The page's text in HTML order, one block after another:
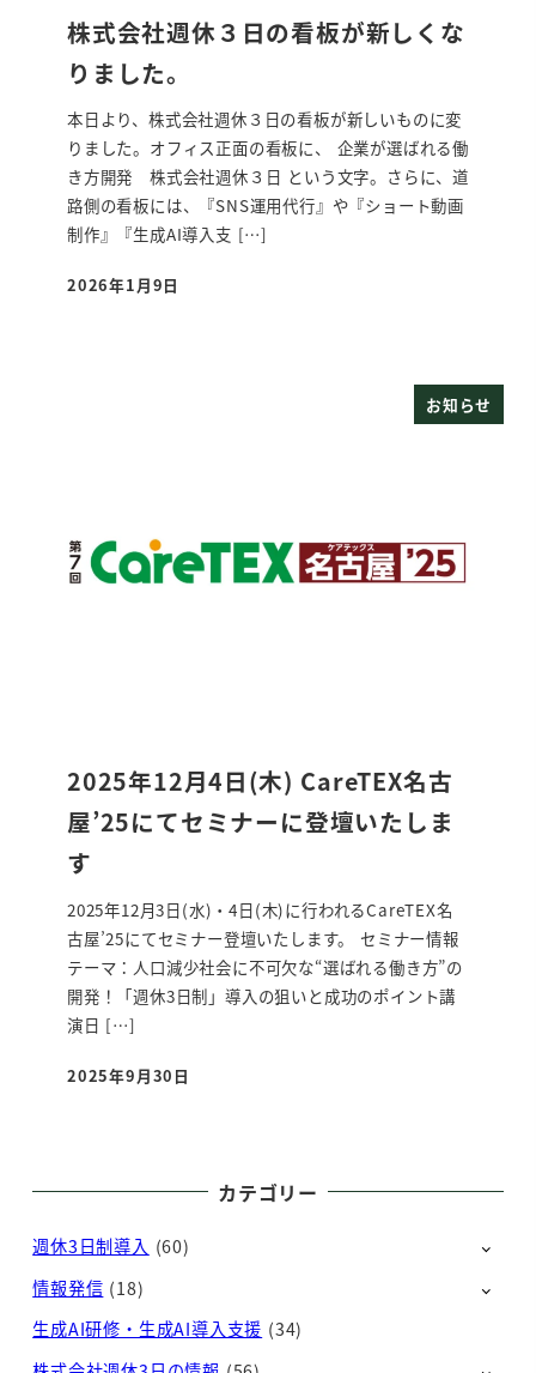
株式会社週休３日の看板が新しくな
りました。
本日より、株式会社週休３日の看板が新しいものに変
りました。オフィス正面の看板に、 企業が選ばれる働
き方開発 株式会社週休３日 という文字。さらに、道
路側の看板には、『SNS運用代行』や『ショート動画
制作』『生成AI導入支 […]
投稿日
2026年1月9日
お知らせ
2025年12月4日(木) CareTEX名古
屋’25にてセミナーに登壇いたしま
す
2025年12月3日(水)・4日(木)に行われるCareTEX名
古屋’25にてセミナー登壇いたします。 セミナー情報
テーマ：人口減少社会に不可欠な“選ばれる働き方”の
開発！「週休3日制」導入の狙いと成功のポイント講
演日 […]
投稿日
2025年9月30日
カテゴリー
週休3日制導入 (60)
情報発信 (18)
生成AI研修・生成AI導入支援 (34)